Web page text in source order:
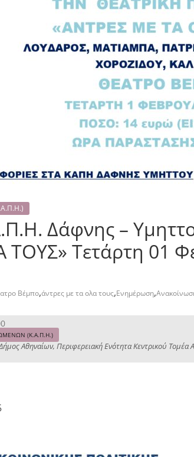
Δάφνης –
Τετάρτη 01
Βέμπο,άντρες με τα ολα τους,Ενημέρωση,
(Κ.Α.Π.Η.)
Αθηναίων, Περιφερειακή Ενότητα Κεντρικού Τομέα